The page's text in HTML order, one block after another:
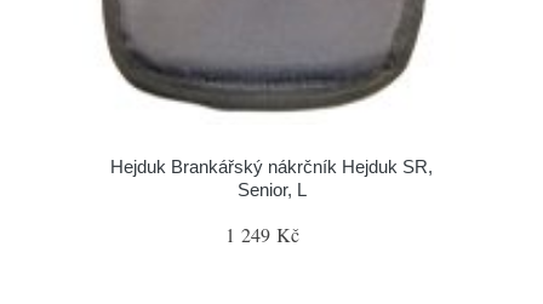
Hejduk Brankářský nákrčník Hejduk SR,
Senior, L
1 249 Kč